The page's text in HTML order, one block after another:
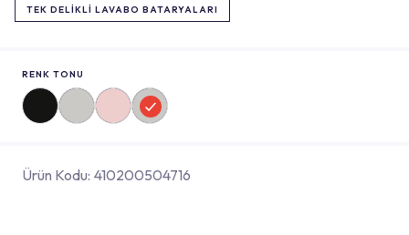
TEK DELIKLI LAVABO BATARYALARI
RENK TONU
Ürün Kodu: 410200504716